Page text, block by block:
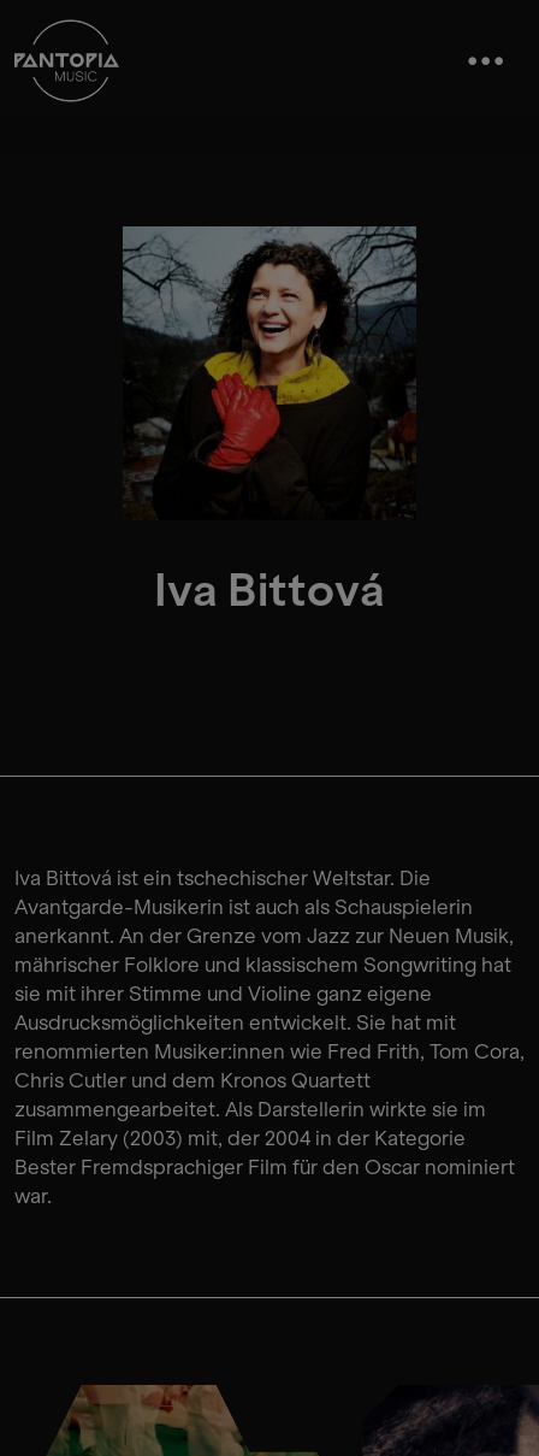
Iva Bittová
Iva Bittová ist ein tschechischer Weltstar. Die
Avantgarde-Musikerin ist auch als Schauspielerin
anerkannt. An der Grenze vom Jazz zur Neuen Musik,
mährischer Folklore und klassischem Songwriting hat
sie mit ihrer Stimme und Violine ganz eigene
Ausdrucksmöglichkeiten entwickelt. Sie hat mit
renommierten Musiker:innen wie Fred Frith, Tom Cora,
Chris Cutler und dem Kronos Quartett
zusammengearbeitet. Als Darstellerin wirkte sie im
Film Zelary (2003) mit, der 2004 in der Kategorie
Bester Fremdsprachiger Film für den Oscar nominiert
war.